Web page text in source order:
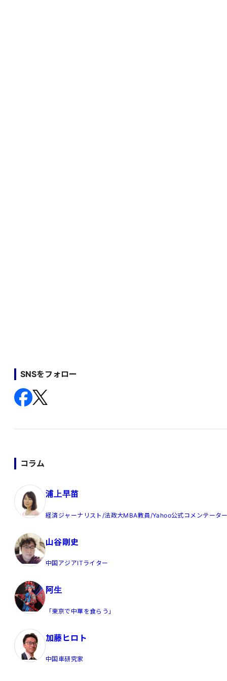
SNSをフォロー
コラム
浦上早苗
経済ジャーナリスト/法政大MBA教員/Yahoo公式コメンテータ
山谷剛史
中国アジアITライター
阿生
「東京で中華を食らう」
加藤ヒロト
中国車研究家